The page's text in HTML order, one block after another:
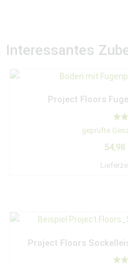
Interessantes
Project Floors
geprüfte
54,98
Project Floors